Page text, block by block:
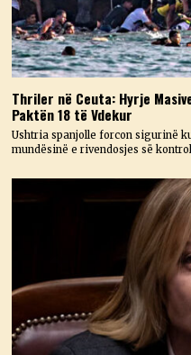
Thriler në Ceuta: Hyrje
Paktën 18 të Vdekur
Ushtria spanjolle forcon sigurinë
mundësinë e rivendosjes së